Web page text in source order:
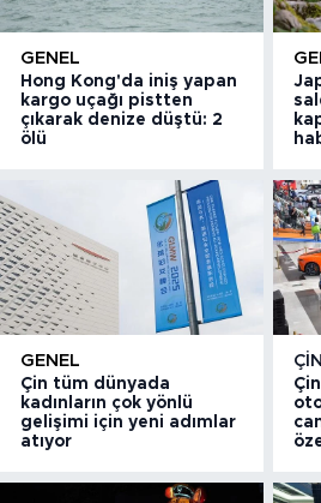
GENEL
Hong Kong'da iniş yapan
kargo uçağı pistten
çıkarak denize düştü: 2
ölü
GENEL
Çin tüm dünyada
kadınların çok yönlü
gelişimi için yeni adımlar
atıyor